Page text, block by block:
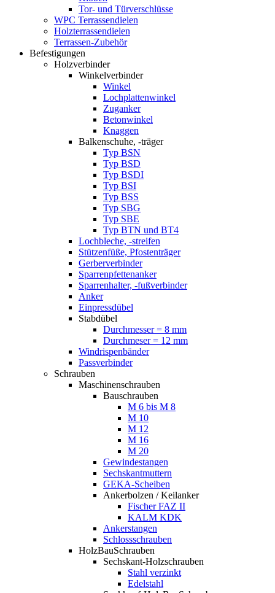
Tor- und Türverschlüsse
WPC Terrassendielen
Holzterrassendielen
Terrassen-Zubehör
Befestigungen
Holzverbinder
Winkelverbinder
Winkel
Lochplattenwinkel
Zuganker
Betonwinkel
Knaggen
Balkenschuhe, -träger
Typ BSN
Typ BSD
Typ BSDI
Typ BSI
Typ BSS
Typ SBG
Typ SBE
Typ BTN und BT4
Lochbleche, -streifen
Stützenfüße, Pfostenträger
Gerberverbinder
Sparrenpfettenanker
Sparrenhalter, -fußverbinder
Anker
Einpressdübel
Stabdübel
Durchmesser = 8 mm
Durchmeser = 12 mm
Windrispenbänder
Passverbinder
Schrauben
Maschinenschrauben
Bauschrauben
M 6 bis M 8
M 10
M 12
M 16
M 20
Gewindestangen
Sechskantmuttern
GEKA-Scheiben
Ankerbolzen / Keilanker
Fischer FAZ II
KALM KDK
Ankerstangen
Schlossschrauben
HolzBauSchrauben
Sechskant-Holzschrauben
Stahl verzinkt
Edelstahl